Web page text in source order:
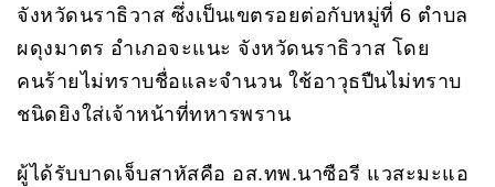
จังหวัดนราธิวาส ซึ่งเป็นเขตรอยต่อกับหมู่ที่ 6 ตำบล
ผดุงมาตร อำเภอจะแนะ จังหวัดนราธิวาส โดย
คนร้ายไม่ทราบชื่อและจำนวน ใช้อาวุธปืนไม่ทราบ
ชนิดยิงใส่เจ้าหน้าที่ทหารพราน
ผู้ได้รับบาดเจ็บสาหัสคือ อส.ทพ.นาซือรี แวสะมะแอ